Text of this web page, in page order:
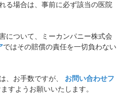
る場合は、事前に必ず該当の医院
について、ミーカンパニー株式会
ではその賠償の責任を一切負わない
、お手数ですが、
お問い合わせフ
すようお願いいたします。